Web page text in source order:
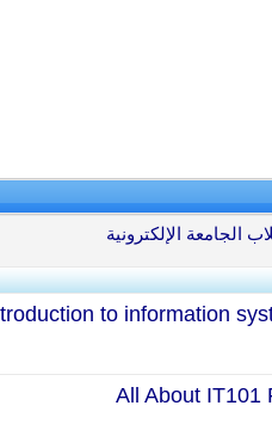
الجامعة الإلكترونية
All About IT101